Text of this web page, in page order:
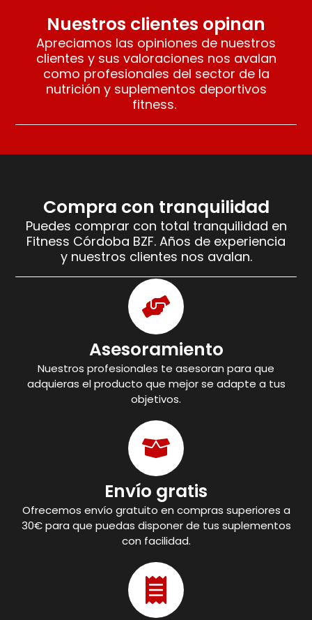
Nuestros clientes opinan
Apreciamos las opiniones de nuestros
clientes y sus valoraciones nos avalan
como profesionales del sector de la
nutrición y suplementos deportivos
fitness.
Compra con tranquilidad
Puedes comprar con total tranquilidad en
Fitness Córdoba BZF. Años de experiencia
y nuestros clientes nos avalan.
Asesoramiento
Nuestros profesionales te asesoran para que
adquieras el producto que mejor se adapte a tus
objetivos.
Envío gratis
Ofrecemos envío gratuito en compras superiores a
30€ para que puedas disponer de tus suplementos
con facilidad.